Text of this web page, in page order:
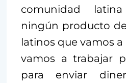
comunidad
ningún producto
latinos que vamos
vamos a trabajar
para enviar